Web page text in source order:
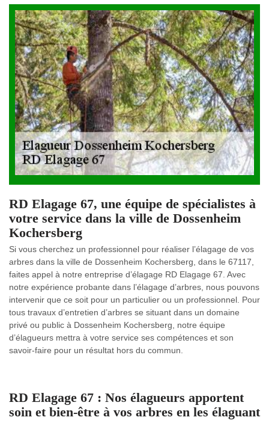
RD Elagage 67, une équipe de spécialistes à
votre service dans la ville de Dossenheim
Kochersberg
Si vous cherchez un professionnel pour réaliser l’élagage de vos
arbres dans la ville de Dossenheim Kochersberg, dans le 67117,
faites appel à notre entreprise d’élagage RD Elagage 67. Avec
notre expérience probante dans l’élagage d’arbres, nous pouvons
intervenir que ce soit pour un particulier ou un professionnel. Pour
tous travaux d’entretien d’arbres se situant dans un domaine
privé ou public à Dossenheim Kochersberg, notre équipe
d’élagueurs mettra à votre service ses compétences et son
savoir-faire pour un résultat hors du commun.
RD Elagage 67 : Nos élagueurs apportent
soin et bien-être à vos arbres en les élaguant